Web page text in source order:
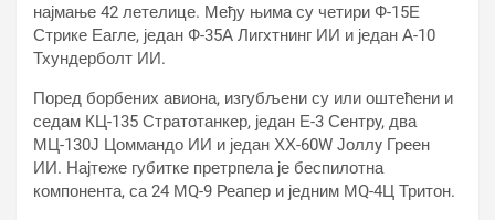
најмање 42 летелице. Међу њима су четири Ф-15Е
Стрике Еагле, један Ф-35А Лигхтнинг ИИ и један А-10
Тхундерболт ИИ.
Поред борбених авиона, изгубљени су или оштећени и
седам КЦ-135 Стратотанкер, један Е-3 Сентрy, два
МЦ-130Ј Цоммандо ИИ и један ХХ-60W Јоллy Греен
ИИ. Најтеже губитке претрпела је беспилотна
компонента, са 24 МQ-9 Реапер и једним МQ-4Ц Тритон.